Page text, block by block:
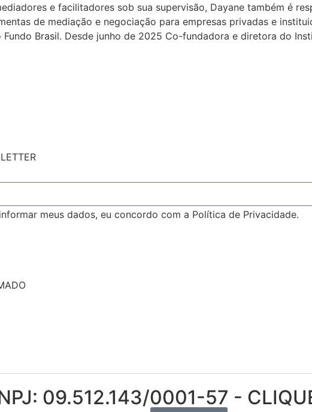
e facilitadores sob sua supervisão, Dayane também é
de mediação e negociação para empresas privadas e
Brasil. Desde junho de 2025 Co-fundadora e diretora do
meus dados, eu concordo com a Política de Privacidade.
09.512.143/0001-57 -